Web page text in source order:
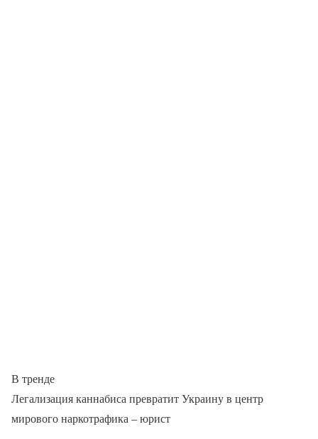
В тренде
Легализация каннабиса превратит Украину в центр
мирового наркотрафика – юрист